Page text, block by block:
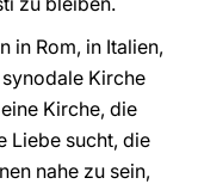
in Rom, in Italien,
Kirche
Kirche, die
Liebe sucht, die
nahe zu sein,